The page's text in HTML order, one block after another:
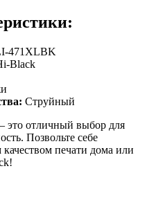
471XLBK
Black
Струйный
отличный выбор для
Позвольте себе
печати дома или